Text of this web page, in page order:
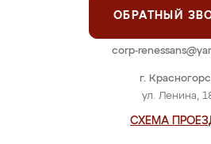
г.
ул. Ленина,
СХЕМА
ОБРАТНЫЙ
corp-